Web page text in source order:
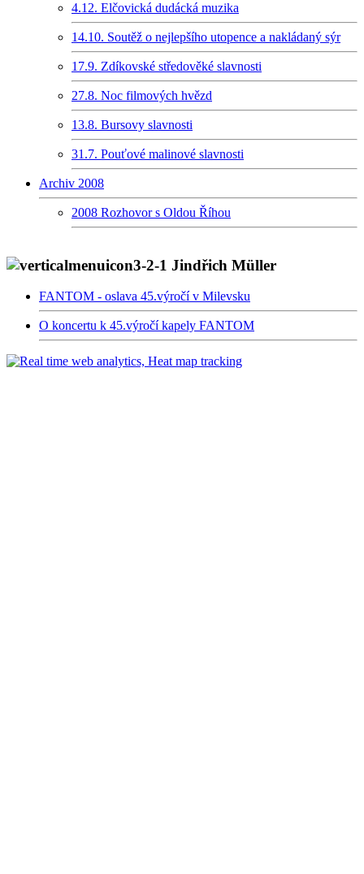
4.12. Elčovická dudácká muzika
14.10. Soutěž o nejlepšího utopence a nakládaný sýr
17.9. Zdíkovské středověké slavnosti
27.8. Noc filmových hvězd
13.8. Bursovy slavnosti
31.7. Pouťové malinové slavnosti
Archiv 2008
2008 Rozhovor s Oldou Říhou
3-2-1 Jindřich Müller
FANTOM - oslava 45.výročí v Milevsku
O koncertu k 45.výročí kapely FANTOM